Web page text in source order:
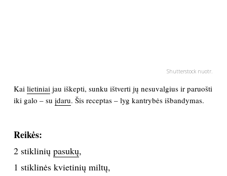
POLITIKA
KULTŪRA
LAISVALAIKIS
Shutterstock nuotr.
Kai lietiniai jau iškepti, sunku ištverti jų nesuvalgius ir paruošti
iki galo – su įdaru. Šis receptas – lyg kantrybės išbandymas.
Reikės:
2 stiklinių pasukų,
1 stiklinės kvietinių miltų,